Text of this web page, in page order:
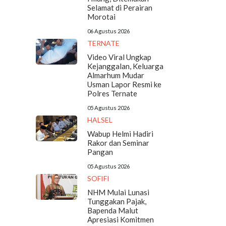
Selamat di Perairan
Morotai
06 Agustus 2026
TERNATE
Video Viral Ungkap
Kejanggalan, Keluarga
Almarhum Mudar
Usman Lapor Resmi ke
Polres Ternate
05 Agustus 2026
HALSEL
Wabup Helmi Hadiri
Rakor dan Seminar
Pangan
05 Agustus 2026
SOFIFI
NHM Mulai Lunasi
Tunggakan Pajak,
Bapenda Malut
Apresiasi Komitmen